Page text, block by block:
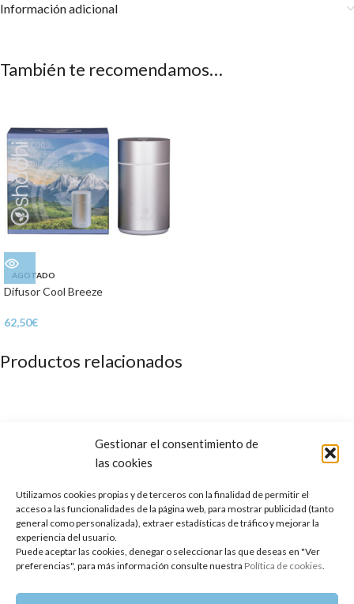
Gestionar el consentimiento de
las cookies
Utilizamos cookies propias y de terceros con la finalidad de permitir el
acceso a las funcionalidades de la página web, para mostrar publicidad (tanto
general como personalizada), extraer estadísticas de tráfico y mejorar la
experiencia del usuario.
Puede aceptar las cookies, denegar o seleccionar las que deseas en "Ver
preferencias", para más información consulte nuestra Política de cookies.
Información adicional
También te recomendamos…
AGOTADO
Difusor Cool Breeze
62,50€
Productos relacionados
Aceite Esencial de Gaulteria
10,85€
Aceite Esencial de Manzanilla Azul